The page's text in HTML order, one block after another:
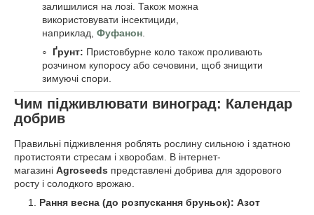
залишилися на лозі. Також можна
використовувати інсектициди,
наприклад, Фуфанон.
Ґрунт: Пристовбурне коло також проливають
розчином купоросу або сечовини, щоб знищити
зимуючі спори.
Чим підживлювати виноград: Календар
добрив
Правильні підживлення роблять рослину сильною і здатною
протистояти стресам і хворобам. В інтернет-
магазині Agroseeds представлені добрива для здорового
росту і солодкого врожаю.
Рання весна (до розпускання бруньок): Азот